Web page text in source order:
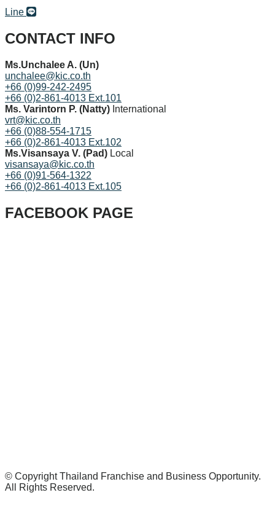
Line
CONTACT INFO
Ms.Unchalee A. (Un)
unchalee@kic.co.th
+66 (0)99-242-2495
+66 (0)2-861-4013 Ext.101
Ms. Varintorn P. (Natty) International
vrt@kic.co.th
+66 (0)88-554-1715
+66 (0)2-861-4013 Ext.102
Ms.Visansaya V. (Pad) Local
visansaya@kic.co.th
+66 (0)91-564-1322
+66 (0)2-861-4013 Ext.105
FACEBOOK PAGE
© Copyright Thailand Franchise and Business Opportunity.
All Rights Reserved.